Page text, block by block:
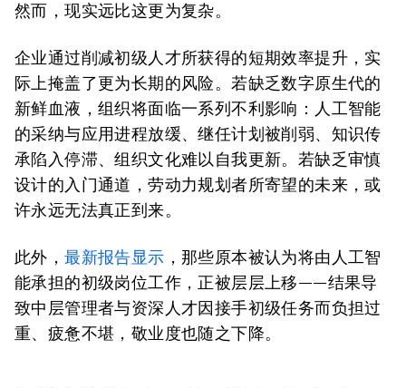
然而，现实远比这更为复杂。
企业通过削减初级人才所获得的短期效率提升，实
际上掩盖了更为长期的风险。若缺乏数字原生代的
新鲜血液，组织将面临一系列不利影响：人工智能
的采纳与应用进程放缓、继任计划被削弱、知识传
承陷入停滞、组织文化难以自我更新。若缺乏审慎
设计的入门通道，劳动力规划者所寄望的未来，或
许永远无法真正到来。
此外，最新报告显示 ，那些原本被认为将由人工智
能承担的初级岗位工作，正被层层上移——结果导
致中层管理者与资深人才因接手初级任务而负担过
重、疲惫不堪，敬业度也随之下降。